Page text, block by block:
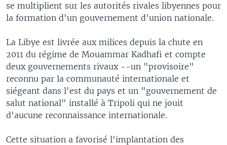
se multiplient sur les autorités rivales libyennes pour
la formation d'un gouvernement d'union nationale.
La Libye est livrée aux milices depuis la chute en
2011 du régime de Mouammar Kadhafi et compte
deux gouvernements rivaux --un "provisoire"
reconnu par la communauté internationale et
siégeant dans l'est du pays et un "gouvernement de
salut national" installé à Tripoli qui ne jouit
d'aucune reconnaissance internationale.
Cette situation a favorisé l'implantation des